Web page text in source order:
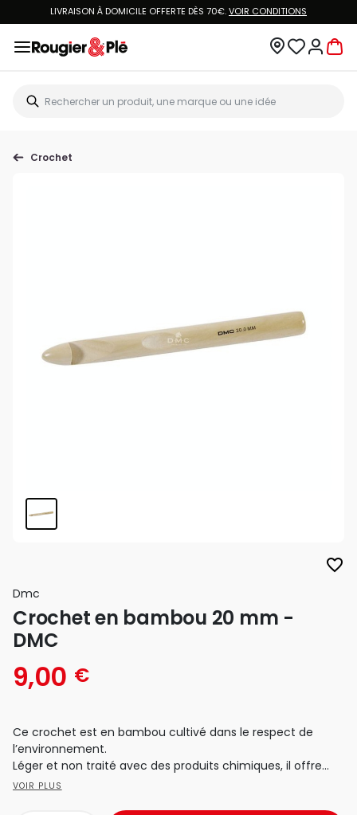
LIVRAISON À DOMICILE OFFERTE DÈS 70€.VOIR CONDITIONS
Crochet
favorite_border
Dmc
Crochet en bambou 20 mm -
DMC
9,00 €
Ce crochet est en bambou cultivé dans le respect de
l’environnement.
Léger et non traité avec des produits chimiques, il offre...
VOIR PLUS